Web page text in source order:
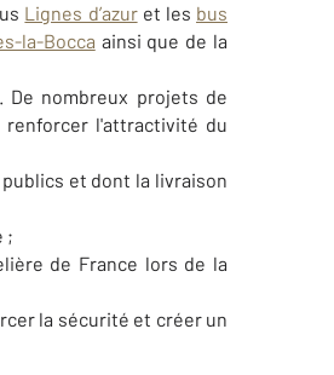
Lignes d’azuret les bus
la-Bocca ainsi que de la
nombreux projets de
l'attractivité du
publics et dont la livraison
;
de France lors de la
la sécurité et créer un